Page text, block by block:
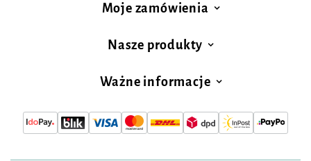
Moje zamówienia
Nasze produkty
Ważne informacje